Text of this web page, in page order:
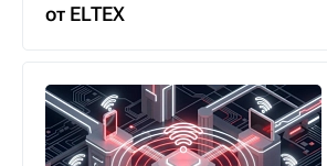
от ELTEX